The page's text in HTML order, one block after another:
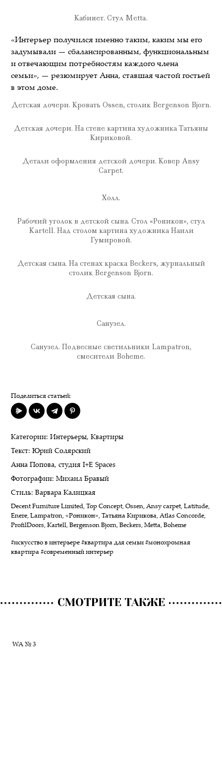
Кабинет. Стул Metta.
«Интерьер получился именно таким, каким мы его
задумывали — сбалансированным, функциональным
и отвечающим потребностям каждого члена
семьи», — резюмирует Анна, ставшая частой гостьей
в этом доме.
Детская дочери. Кровать Ossen, столик Bergenson Bjorn.
Детская дочери. На стене картина художника Татьяны
Кириковой.
Детали оформления детской дочери. Ковер Ansy
Carpet.
Холл.
Рабочий уголок в детской сына. Стол «Роникон», стул
Kartell. Над столом картина художника Наили
Гумировой.
Детская сына. На стенах краска Beckers, журнальный
столик Bergenson Bjorn.
Детская сына.
Санузел.
Санузел. Подвесные светильники Lampatron,
смесители Boheme.
Поделиться статьей:
Категории:Интерьеры,Квартиры
Текст:Юрий Солярский
Анна Попова,студия I+E Spaces
Фотографии:Михаил Бравый
Стиль:Варвара Калицкая
Decent Furniture Limited, Top Concept,Ossen,Ansy carpet,Latitude,
Enere,Lampatron,«Роникон», Татьяна Кирикова,Atlas Concorde,
ProfilDoors,Kartell,Bergenson Bjorn,Beckers,Metta,Boheme
#искусство в интерьере #квартира для семьи #монохромная
квартира #современный интерьер
СМОТРИТЕ ТАКЖЕ
WA № 3